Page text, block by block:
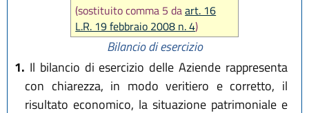
(sostituito comma 5 daart. 16
L.R. 19 febbraio 2008 n. 4)
Bilancio di esercizio
1. Il bilancio di esercizio delle Aziende rappresenta
con chiarezza, in modo veritiero e corretto, il
risultato economico, la situazione patrimoniale e